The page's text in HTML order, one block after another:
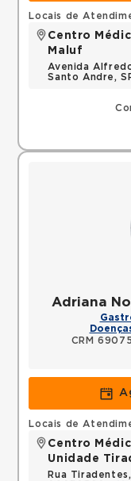
Locais de
Centro
Maluf
Avenida
Santo Andre,
Adriana
CRM
Locais de
Centro
Unidade
Rua